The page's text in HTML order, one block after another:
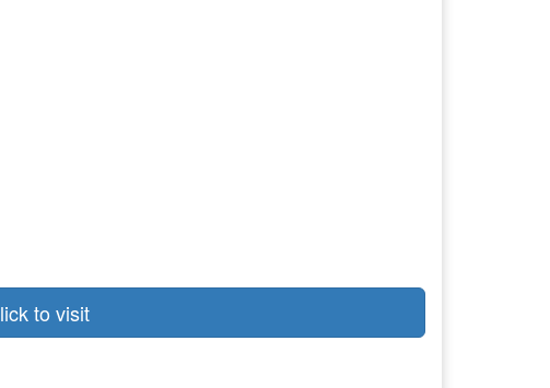
to visit